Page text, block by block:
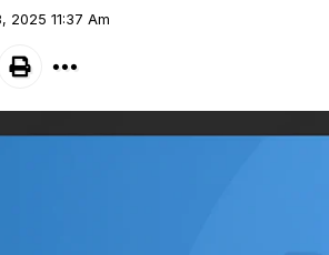
2025 11:37 Am